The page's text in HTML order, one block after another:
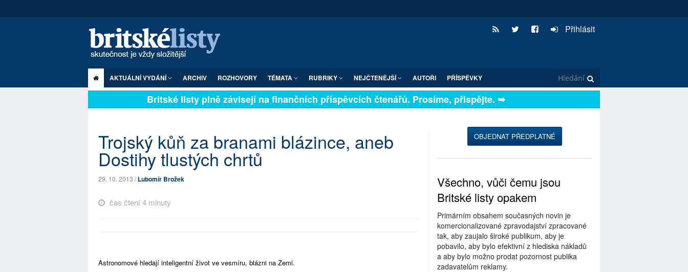
Přihlásit
AKTUÁLNÍ VYDÁNÍ ARCHIV ROZHOVORY TÉMATA RUBRIKY NEJČTENĚJŠÍ AUTOŘI PŘÍSPĚVKY
Britské listy plně závisejí na finančních příspěvcích čtenářů. Prosíme, přispějte. ➥
Trojský kůň za branami blázince, aneb
Dostihy tlustých chrtů
29. 10. 2013 /Lubomír Brožek
čas čtení 4 minuty
Astronomové hledají inteligentní život ve vesmíru, blázni na Zemi.
OBJEDNAT PŘEDPLATNÉ
Všechno, vůči čemu jsou
Britské listy opakem
Primárním obsahem současných novin je
komercionalizované zpravodajství zpracované
tak, aby zaujalo široké publikum, aby je
pobavilo, aby bylo efektivní z hlediska nákladů
a aby bylo možno prodat pozornost publika
zadavatelům reklamy.